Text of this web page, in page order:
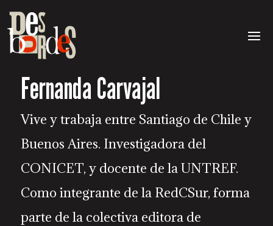
Fernanda Carvajal
Vive y trabaja entre Santiago de Chile y
Buenos Aires. Investigadora del
CONICET, y docente de la UNTREF.
Como integrante de la RedCSur, forma
parte de la colectiva editora de